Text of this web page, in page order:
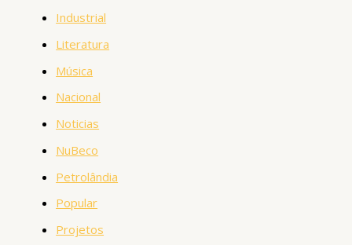
Industrial
Literatura
Música
Nacional
Noticias
NuBeco
Petrolândia
Popular
Projetos